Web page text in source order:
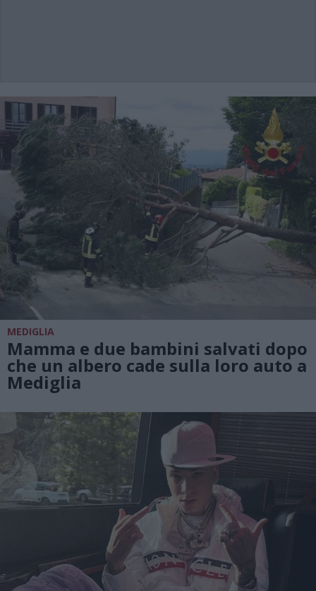
MEDIGLIA
Mamma e due bambini salvati dopo
che un albero cade sulla loro auto a
Mediglia